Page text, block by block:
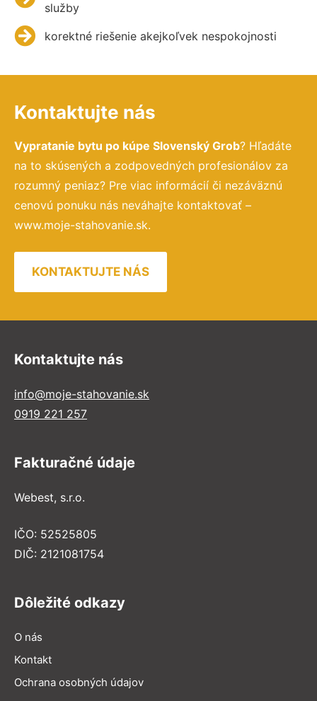
služby
korektné riešenie akejkoľvek nespokojnosti
Kontaktujte nás
Vypratanie bytu po kúpe Slovenský Grob? Hľadáte
na to skúsených a zodpovedných profesionálov za
rozumný peniaz? Pre viac informácií či nezáväznú
cenovú ponuku nás neváhajte kontaktovať –
www.moje-stahovanie.sk.
KONTAKTUJTE NÁS
Kontaktujte nás
info@moje-stahovanie.sk
0919 221 257
Fakturačné údaje
Webest, s.r.o.
IČO: 52525805
DIČ: 2121081754
Dôležité odkazy
O nás
Kontakt
Ochrana osobných údajov